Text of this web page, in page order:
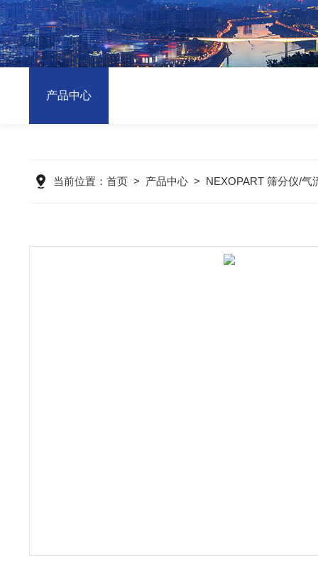
产品中心
当前位置： 首页> 产品中心> NEXOPART 筛分仪/气